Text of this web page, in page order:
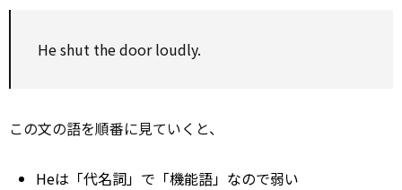
He shut the door loudly.
この文の語を順番に見ていくと、
Heは「代名詞」で「機能語」なので弱い